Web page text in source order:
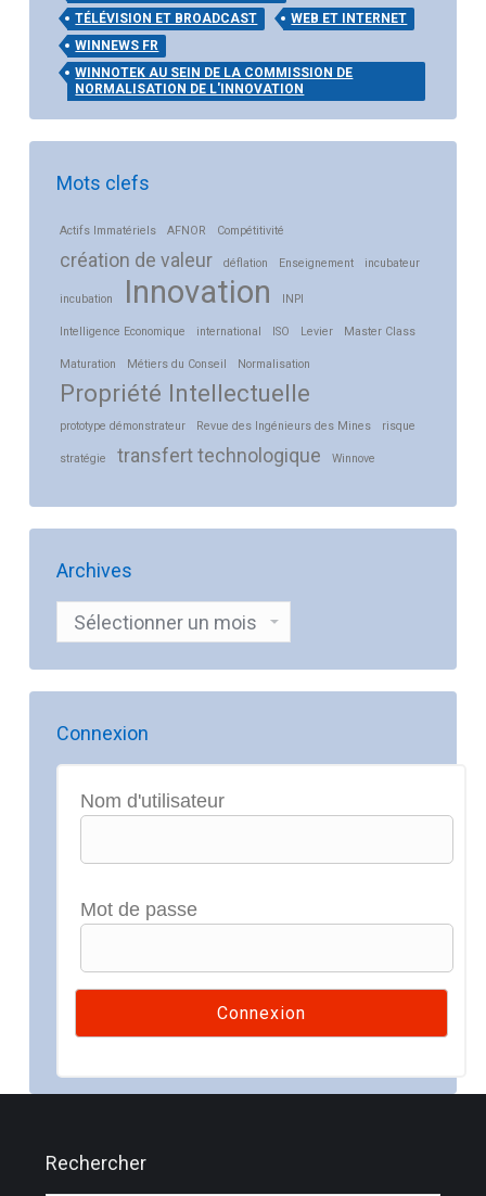
TÉLÉVISION ET BROADCAST
WEB ET INTERNET
WINNEWS FR
WINNOTEK AU SEIN DE LA COMMISSION DE
NORMALISATION DE L'INNOVATION
Mots clefs
Actifs Immatériels AFNOR Compétitivité
création de valeur déflation Enseignement incubateur
incubation Innovation INPI
Intelligence Economique international ISO Levier Master Class
Maturation Métiers du Conseil Normalisation
Propriété Intellectuelle
prototype démonstrateur Revue des Ingénieurs des Mines risque
stratégie transfert technologique Winnove
Archives
Archives
Connexion
Nom d'utilisateur
Mot de passe
Rechercher